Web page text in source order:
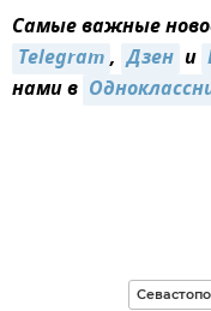
Самые важные
Telegram, Дзен и
нами в